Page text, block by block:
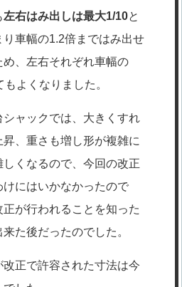
左右はみ出しは最大1/10と
車幅の1.2倍まではみ出せ
め、左右それぞれ車幅の
よくなりました。
シャックでは、大きくすれ
、重さも増し形が複雑に
くなるので、今回の改正
にはいかなかったので
が行われることを知った
た後だったのでした。
正で許容された寸法は今